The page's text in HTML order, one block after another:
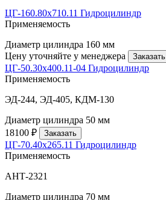
ЦГ-160.80х710.11 Гидроцилиндр
Применяемость
Диаметр цилиндра 160 мм
Цену уточняйте у менеджера
Заказать
ЦГ-50.30х400.11-04 Гидроцилиндр
Применяемость
ЭД-244, ЭД-405, КДМ-130
Диаметр цилиндра 50 мм
18100 ₽
Заказать
ЦГ-70.40х265.11 Гидроцилиндр
Применяемость
АНТ-2321
Диаметр цилиндра 70 мм